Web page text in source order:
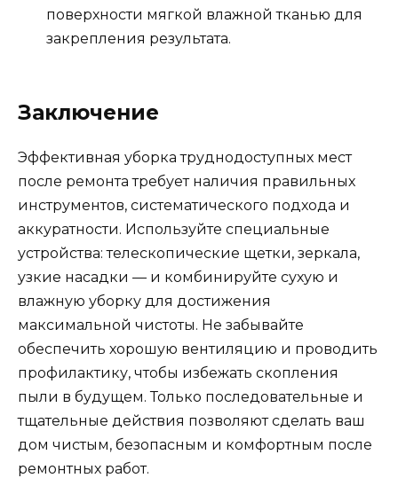
поверхности мягкой влажной тканью для
закрепления результата.
Заключение
Эффективная уборка труднодоступных мест
после ремонта требует наличия правильных
инструментов, систематического подхода и
аккуратности. Используйте специальные
устройства: телескопические щетки, зеркала,
узкие насадки — и комбинируйте сухую и
влажную уборку для достижения
максимальной чистоты. Не забывайте
обеспечить хорошую вентиляцию и проводить
профилактику, чтобы избежать скопления
пыли в будущем. Только последовательные и
тщательные действия позволяют сделать ваш
дом чистым, безопасным и комфортным после
ремонтных работ.